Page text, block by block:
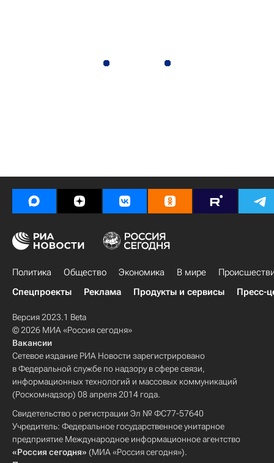
Политика Общество Экономика В мире
Спецпроекты
Реклама Продукты и сервисы Пресс-
Версия 2023.1 Beta
© 2026 МИА «Россия сегодня»
Вакансии
Сетевое издание РИА Новости зарегистрировано
в Федеральной службе по надзору в сфере связи,
информационных технологий и массовых коммуникаций
(Роскомнадзор) 08 апреля 2014 года.
Свидетельство о регистрации Эл № ФС77-57640
Учредитель: Федеральное государственное унитарное
предприятие Международное информационное агентство
«Россия сегодня» (МИА «Россия сегодня»).